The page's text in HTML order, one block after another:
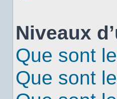
Niveaux
Que sont
Que sont